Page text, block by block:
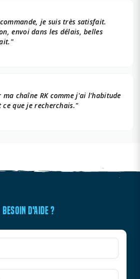
je suis très satisfait.
envoi dans les délais, belles
chaîne RK comme j'ai l'habitude
ce que je recherchais."
BESOIN D'AIDE ?